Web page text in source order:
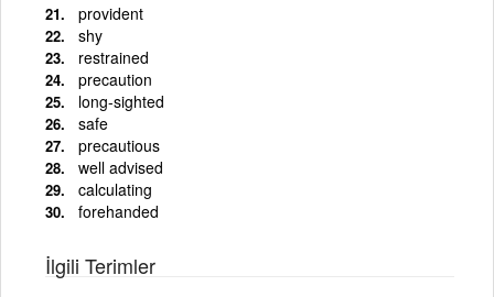
provident
shy
restrained
precaution
long-sighted
safe
precautious
well advised
calculating
forehanded
İlgili Terimler